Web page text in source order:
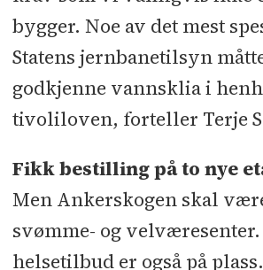
bygger. Noe av det mest
Statens jernbanetilsyn
godkjenne vannsklia i
tivoliloven, forteller Terje
Fikk bestilling på to nye
Men Ankerskogen skal
svømme- og
helsetilbud er også på